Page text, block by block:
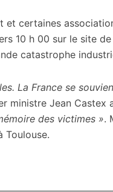
et certaines
10 h 00 sur le site
catastrophe
La France se
ministre Jean Castex
des victimes ».
Toulouse.